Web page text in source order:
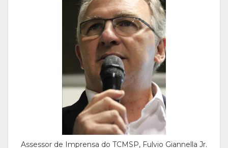
Assessor de Imprensa do TCMSP, Fulvio Giannella Jr.